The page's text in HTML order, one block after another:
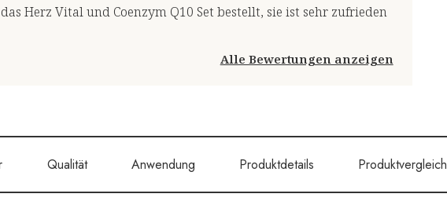
Herz Vital und Coenzym Q10 Set bestellt, sie ist sehr zufrieden
Alle Bewertungen anzeigen
Qualität Anwendung Produktdetails Produktvergleich